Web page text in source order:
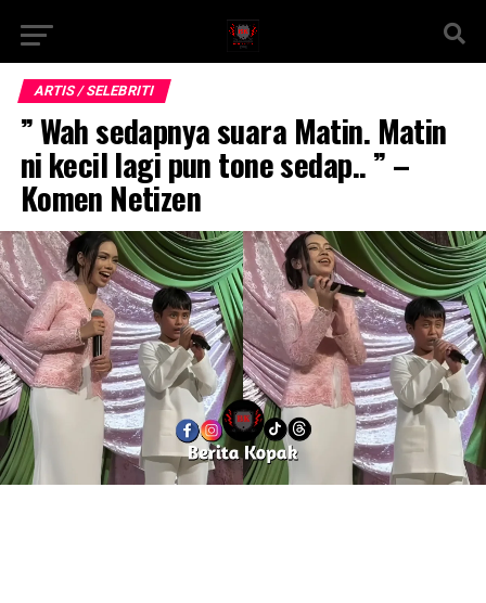
ARTIS / SELEBRITI
” Wah sedapnya suara Matin. Matin
ni kecil lagi pun tone sedap.. ” –
Komen Netizen